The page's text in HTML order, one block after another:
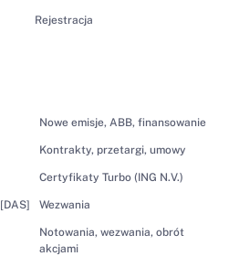
Nowe emisje, ABB, finansowanie
Kontrakty, przetargi, umowy
Certyfikaty Turbo (ING N.V.)
Wezwania
Notowania, wezwania, obrót
akcjami
Rejestracja